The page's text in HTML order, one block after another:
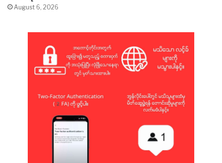
August 6, 2026